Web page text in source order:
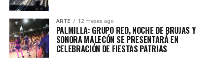
ARTE 12 meses ago
PALMILLA: GRUPO RED, NOCHE DE BRUJAS Y
SONORA MALECÓN SE PRESENTARÁ EN
CELEBRACIÓN DE FIESTAS PATRIAS